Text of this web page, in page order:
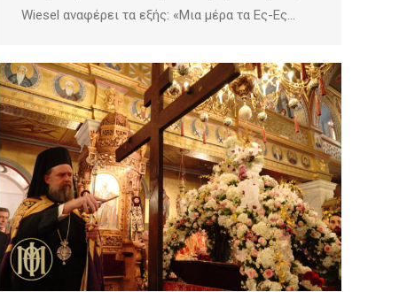
Wiesel αναφέρει τα εξής: «Μια μέρα τα Ες-Ες…